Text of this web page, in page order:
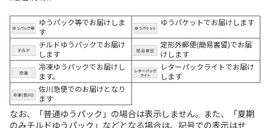
ゆうパック等でお届けしま
す
ゆうパケットでお届けします
チルドゆうパックでお届け
します
定形外郵便(簡易書留)でお届
けします
冷凍ゆうパックでお届けし
ます。
レターパックライトでお届け
します
佐川急便でのお届けとなり
ます
なお、「普通ゆうパック」の場合は表示しません。また、「夏期
のみチルドゆうパック」などとなる場合は、記号での表示はせ